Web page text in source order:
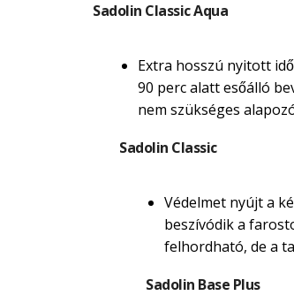
Sadolin Classic Aqua
Extra hosszú nyitott
90 perc alatt esőálló
nem szükséges
Sadolin Classic
Védelmet nyújt a
beszívódik a
felhordható, de a
Sadolin Base Plus